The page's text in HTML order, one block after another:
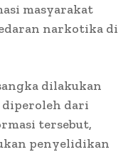
masyarakat
narkotika di
dilakukan
dari
tersebut,
penyelidikan